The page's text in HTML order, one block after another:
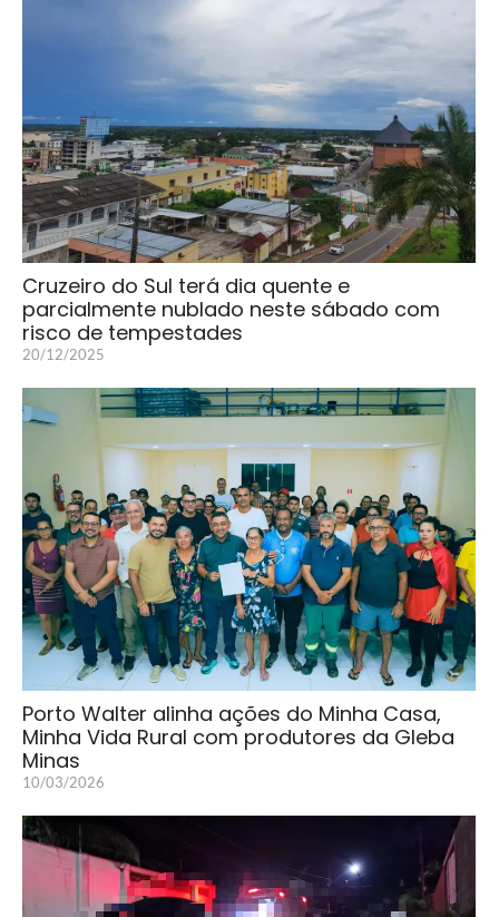
Cruzeiro do Sul terá dia quente e
parcialmente nublado neste sábado com
risco de tempestades
20/12/2025
Porto Walter alinha ações do Minha Casa,
Minha Vida Rural com produtores da Gleba
Minas
10/03/2026